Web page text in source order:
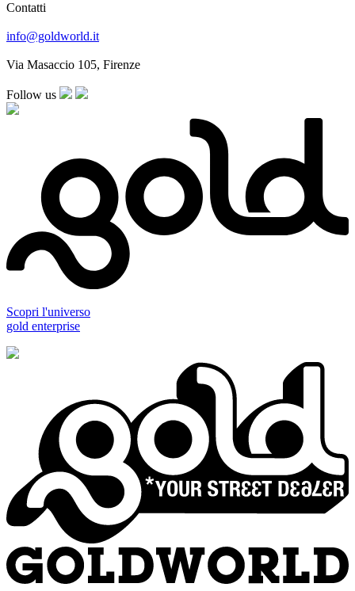
Contatti
info@goldworld.it
Via Masaccio 105, Firenze
Follow us
Scopri l'universo
gold enterprise